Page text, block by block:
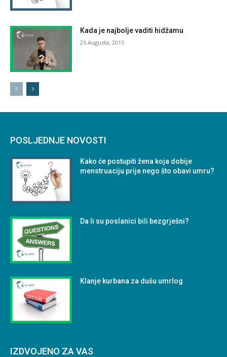
Kada je najbolje vaditi hidžamu
25 Augusta, 2015
POSLJEDNJE NOVOSTI
Kako će postupiti žena koja dobije
menstruaciju prije nego što obavi umru?
Da li su poslanici bili bezgrješni?
Klanje kurbana za dušu umrlog
IZDVOJENO ZA VAS